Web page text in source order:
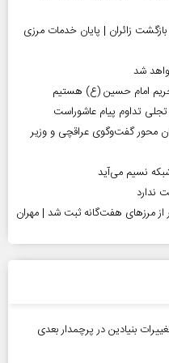
زائران | پایان خدمات مرزی
شد
امام حسین (ع) هستیم
تداوم پیام عاشوراست
محور گفت‌وگوی عراقچی و وزیر
نسیم می‌آید
ندارد
۶۰ میلیون عبور از مرزهای هفت‌گانه ثبت شد | مهران
از تغییرات بنیادین در پرچمدار بعدی